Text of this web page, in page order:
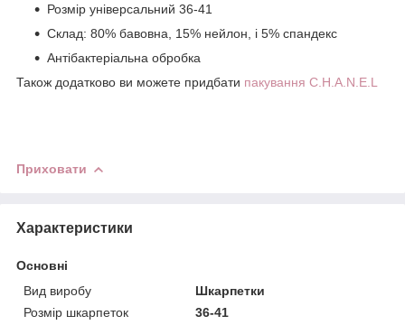
Розмір універсальний 36-41
Склад: 80% бавовна, 15% нейлон, і 5% спандекс
Антібактеріальна обробка
Також додатково ви можете придбати пакування C.H.A.N.E.L
Приховати
Характеристики
Основні
Вид виробу
Шкарпетки
Розмір шкарпеток
36-41